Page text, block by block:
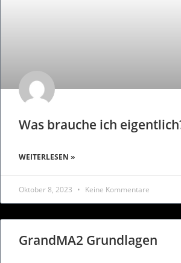
Was brauche ich
WEITERLESEN »
Oktober 8, 2023 Keine Kommentare
GrandMA2 Grundlagen